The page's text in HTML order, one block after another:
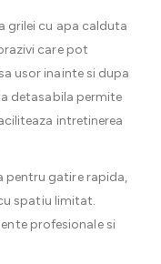
grilei cu apa calduta
care pot
usor inainte si dupa
detasabila permite
intretinerea
pentru gatire rapida,
spatiu limitat.
profesionale si